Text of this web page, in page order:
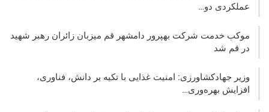
عملکردی دو…
موکب خدمت شرکت بهپرور دامشهر قم میزبان زائران رهبر شهید
در قم شد
وزیر جهادکشاورزی: امنیت غذایی با تکیه بر دانش، فناوری،
افزایش بهره‌وری…